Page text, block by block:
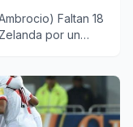
Faltan 18
por un